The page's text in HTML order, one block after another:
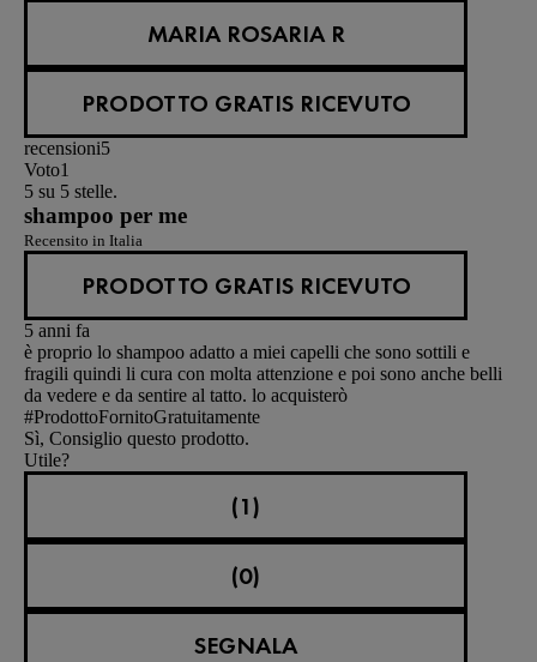
MARIA ROSARIA R
PRODOTTO GRATIS RICEVUTO
recensioni5
Voto1
5 su 5 stelle.
shampoo per me
Recensito in Italia
PRODOTTO GRATIS RICEVUTO
5 anni fa
è proprio lo shampoo adatto a miei capelli che sono sottili e
fragili quindi li cura con molta attenzione e poi sono anche belli
da vedere e da sentire al tatto. lo acquisterò
#ProdottoFornitoGratuitamente
Sì, Consiglio questo prodotto.
Utile?
(1)
(0)
SEGNALA